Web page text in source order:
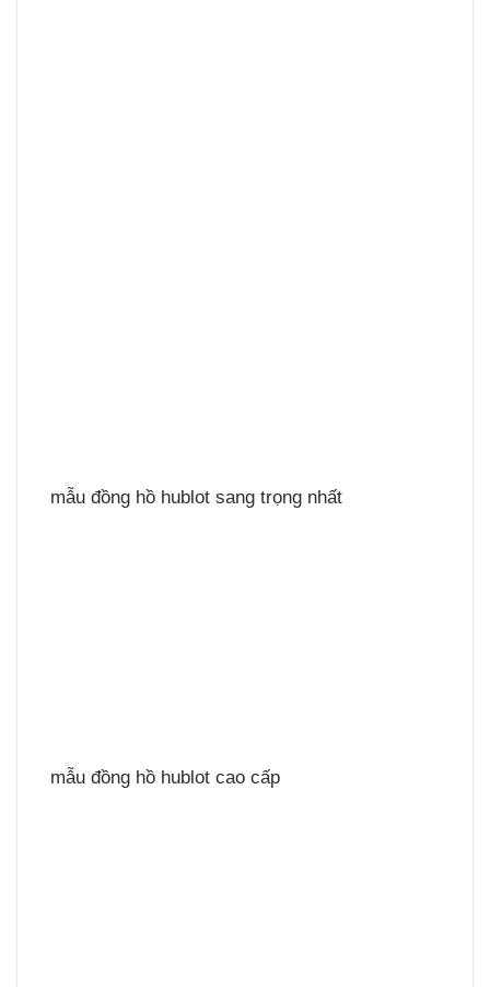
mẫu đồng hồ hublot sang trọng nhất
mẫu đồng hồ hublot cao cấp